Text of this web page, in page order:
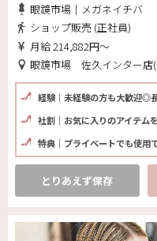
眼鏡市場｜メガネイチバ
ショップ販売 (正社員)
月給 214,882円～
眼鏡市場 佐久インター店(
経験｜未経験の方も大歓迎◎
社割｜お気に入りのアイテム
特典｜プライベートでも使用
とりあえず保存